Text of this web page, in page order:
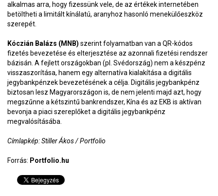
alkalmas arra, hogy fizessünk vele, de az értékek internetében
betöltheti a limitált kínálatú, aranyhoz hasonló menekülőeszköz
szerepét.
Kóczián Balázs (MNB) szerint folyamatban van a QR-kódos
fizetés bevezetése és elterjesztése az azonnali fizetési rendszer
bázisán. A fejlett országokban (pl. Svédország) nem a készpénz
visszaszorítása, hanem egy alternatíva kialakítása a digitális
jegybankpénzek bevezetésének a célja. Digitális jegybankpénz
biztosan lesz Magyarországon is, de nem jelenti majd azt, hogy
megszűnne a kétszintű bankrendszer, Kína és az EKB is aktívan
bevonja a piaci szereplőket a digitális jegybankpénz
megvalósításába.
Címlapkép: Stiller Ákos / Portfolio
Forrás: Portfolio.hu